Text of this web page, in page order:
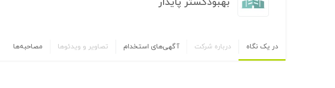
در یک نگاه درباره شرکت آگهی‌های استخدام تصاویر و ویدئوها مصاحبه‌ها